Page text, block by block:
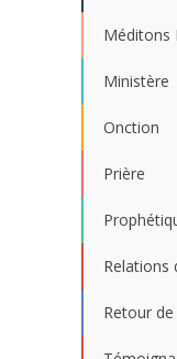
Méditons
Ministère
Onction
Prière
Relations
Retour de